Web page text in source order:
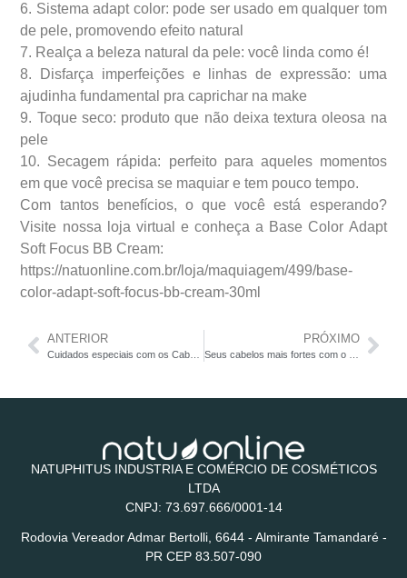
6. Sistema adapt color: pode ser usado em qualquer tom
de pele, promovendo efeito natural
7. Realça a beleza natural da pele: você linda como é!
8. Disfarça imperfeições e linhas de expressão: uma
ajudinha fundamental pra caprichar na make
9. Toque seco: produto que não deixa textura oleosa na
pele
10. Secagem rápida: perfeito para aqueles momentos
em que você precisa se maquiar e tem pouco tempo.
Com tantos benefícios, o que você está esperando?
Visite nossa loja virtual e conheça a Base Color Adapt
Soft Focus BB Cream:
https://natuonline.com.br/loja/maquiagem/499/base-
color-adapt-soft-focus-bb-cream-30ml
ANTERIOR PRÓXIMO
NATUPHITUS INDUSTRIA E COMÉRCIO DE COSMÉTICOS
LTDA
CNPJ: 73.697.666/0001-14
Rodovia Vereador Admar Bertolli, 6644 - Almirante Tamandaré -
PR CEP 83.507-090